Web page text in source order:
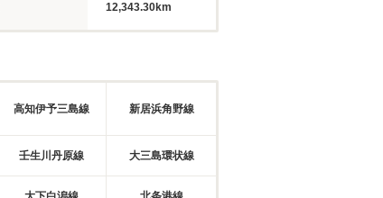
12,343.30km
高知伊予三島線 新居浜角野線
壬生川丹原線 大三島環状線